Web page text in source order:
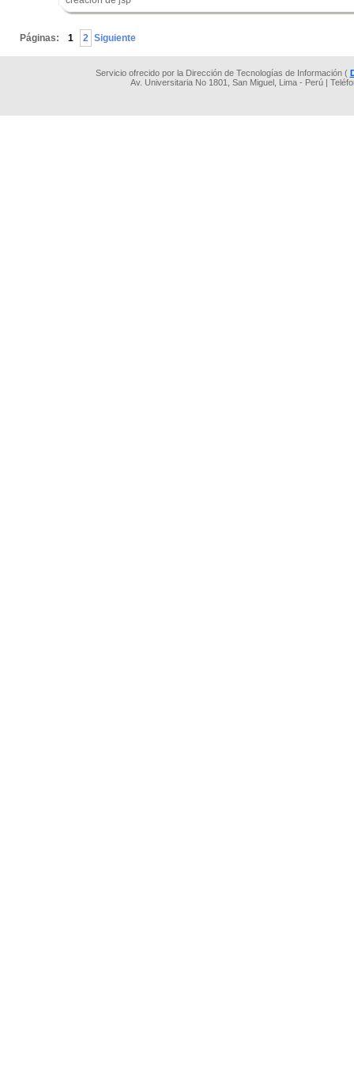
Páginas: 1 2 Siguiente
Servicio ofrecido por la Dirección de Tecnologías de Información (
Av. Universitaria No 1801, San Miguel, Lima - Perú |